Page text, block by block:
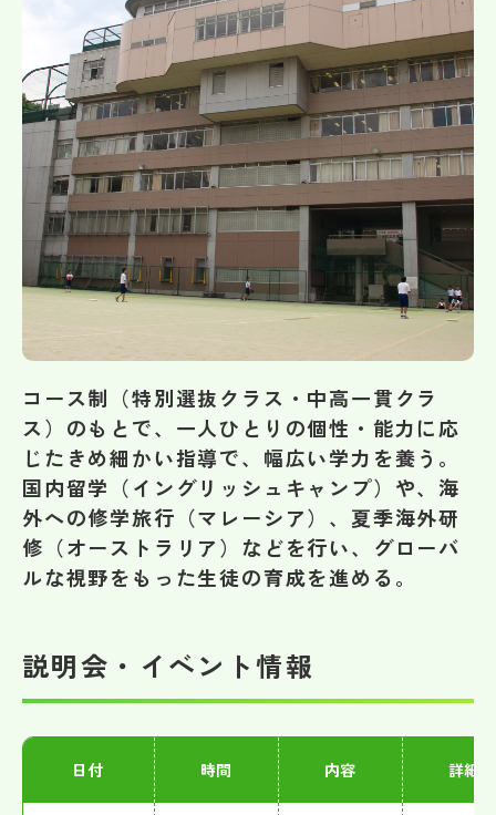
説明会・イベント情報
よみもの
学校からのお知らせ
学校HP最新情報
その他
お問い合わせ
個人情報保護方針
コース制（特別選抜クラス・中高一貫クラ
ス）のもとで、一人ひとりの個性・能力に応
じたきめ細かい指導で、幅広い学力を養う。
国内留学（イングリッシュキャンプ）や、海
外への修学旅行（マレーシア）、夏季海外研
修（オーストラリア）などを行い、グローバ
ルな視野をもった生徒の育成を進める。
説明会・イベント情報
日付 時間 内容 詳細